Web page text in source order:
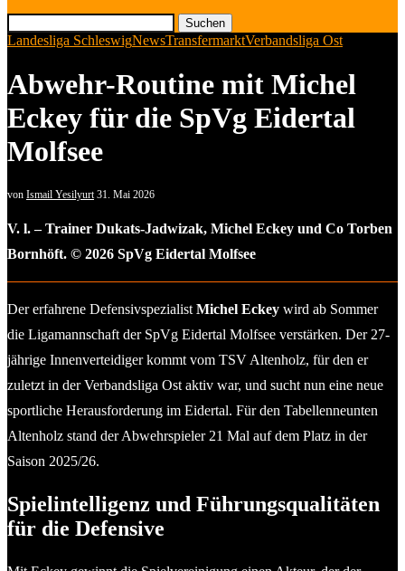
Suchen
Landesliga SchleswigNewsTransfermarktVerbandsliga Ost
Abwehr-Routine mit Michel
Eckey für die SpVg Eidertal
Molfsee
von Ismail Yesilyurt 31. Mai 2026
V. l. – Trainer Dukats-Jadwizak, Michel Eckey und Co Torben
Bornhöft. © 2026 SpVg Eidertal Molfsee
Der erfahrene Defensivspezialist Michel Eckey wird ab Sommer
die Ligamannschaft der SpVg Eidertal Molfsee verstärken. Der 27-
jährige Innenverteidiger kommt vom TSV Altenholz, für den er
zuletzt in der Verbandsliga Ost aktiv war, und sucht nun eine neue
sportliche Herausforderung im Eidertal. Für den Tabellenneunten
Altenholz stand der Abwehrspieler 21 Mal auf dem Platz in der
Saison 2025/26.
Spielintelligenz und Führungsqualitäten
für die Defensive